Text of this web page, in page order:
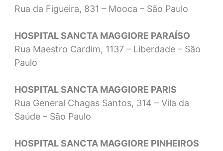
Rua da Figueira, 831 – Mooca – São Paulo
HOSPITAL SANCTA MAGGIORE PARAÍSO
Rua Maestro Cardim, 1137 – Liberdade – São
Paulo
HOSPITAL SANCTA MAGGIORE PARIS
Rua General Chagas Santos, 314 – Vila da
Saúde – São Paulo
HOSPITAL SANCTA MAGGIORE PINHEIROS